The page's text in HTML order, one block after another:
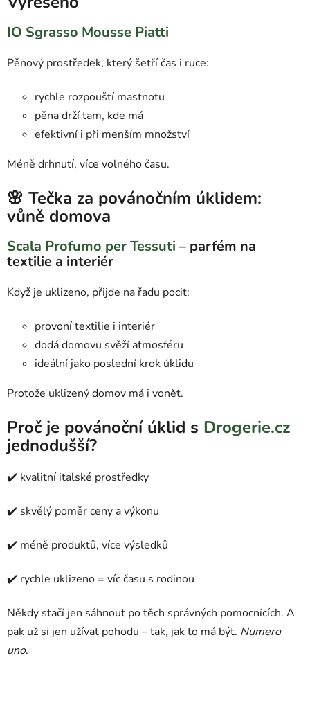
IO Sgrasso Mousse Piatti
Pěnový prostředek, který šetří čas i ruce:
rychle rozpouští mastnotu
pěna drží tam, kde má
efektivní i při menším množství
Méně drhnutí, více volného času.
🌸 Tečka za povánočním úklidem:
vůně domova
Scala Profumo per Tessuti – parfém na
textilie a interiér
Když je uklizeno, přijde na řadu pocit:
provoní textilie i interiér
dodá domovu svěží atmosféru
ideální jako poslední krok úklidu
Protože uklizený domov má i vonět.
Proč je povánoční úklid s Drogerie.cz
jednodušší?
✔️ kvalitní italské prostředky
✔️ skvělý poměr ceny a výkonu
✔️ méně produktů, více výsledků
✔️ rychle uklizeno = víc času s rodinou
Někdy stačí jen sáhnout po těch správných pomocnících. A
pak už si jen užívat pohodu – tak, jak to má být. Numero
uno.